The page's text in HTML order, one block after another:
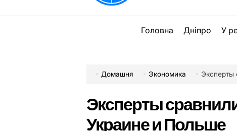
Головна Дніпро У
Домашня Экономика Эксперты
Эксперты
Украине и Польше